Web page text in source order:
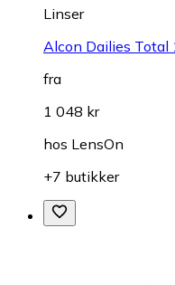
Linser
Alcon Dailies Total
fra
1 048 kr
hos LensOn
+7 butikker